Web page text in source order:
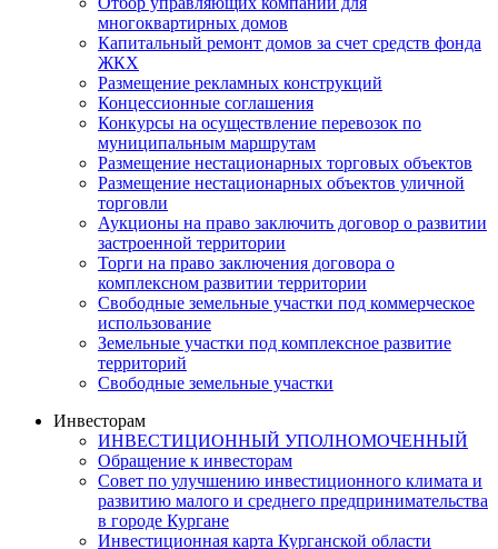
многоквартирных домов
Капитальный ремонт домов за счет средств фонда
ЖКХ
Размещение рекламных конструкций
Концессионные соглашения
Конкурсы на осуществление перевозок по
муниципальным маршрутам
Размещение нестационарных торговых объектов
Размещение нестационарных объектов уличной
торговли
Аукционы на право заключить договор о развитии
застроенной территории
Торги на право заключения договора о
комплексном развитии территории
Свободные земельные участки под коммерческое
использование
Земельные участки под комплексное развитие
территорий
Свободные земельные участки
Инвесторам
ИНВЕСТИЦИОННЫЙ УПОЛНОМОЧЕННЫЙ
Обращение к инвесторам
Совет по улучшению инвестиционного климата и
развитию малого и среднего предпринимательства
в городе Кургане
Инвестиционная карта Курганской области